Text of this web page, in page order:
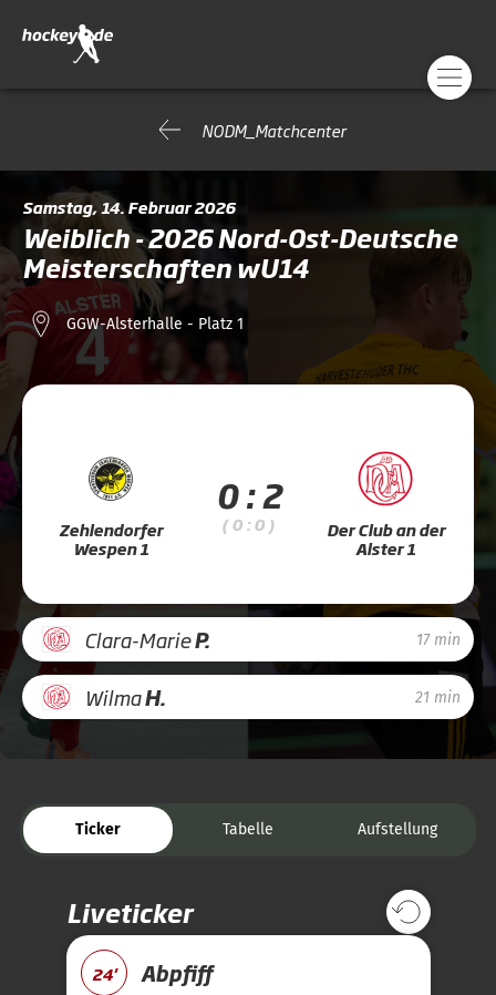
NODM_Matchcenter
Samstag, 14. Februar 2026
Weiblich - 2026 Nord-Ost-Deutsche
Meisterschaften wU14
GGW-Alsterhalle - Platz 1
Zehlendorfer
Wespen 1
0 : 2
( 0 : 0 )
Der Club an der
Alster 1
Clara-MarieP. 17 min
WilmaH. 21 min
Ticker Tabelle Aufstellung
Liveticker
24' Abpfiff